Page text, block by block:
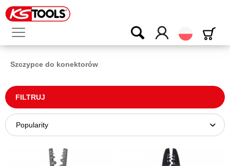
Polski
Szczypce do konektorów
FILTRUJ